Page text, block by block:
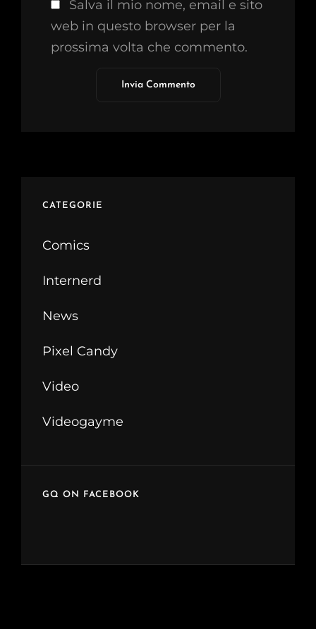
Salva il mio nome, email e sito
web in questo browser per la
prossima volta che commento.
CATEGORIE
Comics
Internerd
News
Pixel Candy
Video
Videogayme
GQ ON FACEBOOK